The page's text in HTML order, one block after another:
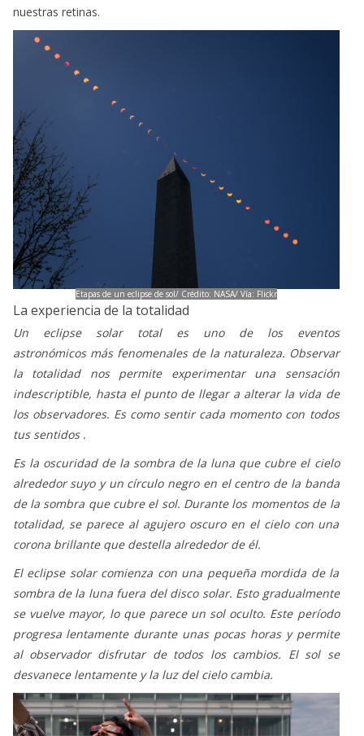
nuestras retinas.
Etapas de un eclipse de sol/ Crédito: NASA/ Vía: Flickr
La experiencia de la totalidad
Un eclipse solar total es uno de los eventos
astronómicos más fenomenales de la naturaleza. Observar
la totalidad nos permite experimentar una sensación
indescriptible, hasta el punto de llegar a alterar la vida de
los observadores. Es como sentir cada momento con todos
tus sentidos .
Es la oscuridad de la sombra de la luna que cubre el cielo
alrededor suyo y un círculo negro en el centro de la banda
de la sombra que cubre el sol. Durante los momentos de la
totalidad, se parece al agujero oscuro en el cielo con una
corona brillante que destella alrededor de él.
El eclipse solar comienza con una pequeña mordida de la
sombra de la luna fuera del disco solar. Esto gradualmente
se vuelve mayor, lo que parece un sol oculto. Este período
progresa lentamente durante unas pocas horas y permite
al observador disfrutar de todos los cambios. El sol se
desvanece lentamente y la luz del cielo cambia.